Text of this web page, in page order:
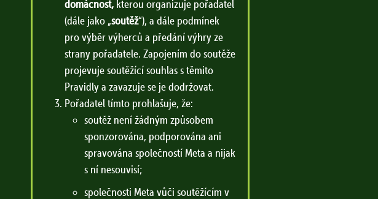
domácnost, kterou organizuje pořadatel
(dále jako „soutěž“), a dále podmínek
pro výběr výherců a předání výhry ze
strany pořadatele. Zapojením do soutěže
projevuje soutěžící souhlas s těmito
Pravidly a zavazuje se je dodržovat.
Pořadatel tímto prohlašuje, že:
soutěž není žádným způsobem
sponzorována, podporována ani
spravována společností Meta a nijak
s ní nesouvisí;
společnosti Meta vůči soutěžícím v